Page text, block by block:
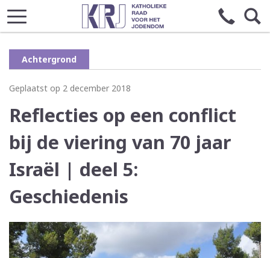
Achtergrond
Geplaatst op 2 december 2018
Reflecties op een conflict
bij de viering van 70 jaar
Israël | deel 5:
Geschiedenis